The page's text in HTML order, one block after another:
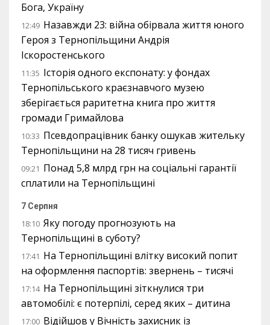
Бога, Україну
12:49 Назавжди 23: війна обірвала життя юного
Героя з Тернопільщини Андрія
Іскоростенського
11:35 Історія одного експонату: у фондах
Тернопільського краєзнавчого музею
зберігається раритетна книга про життя
громади Гримайлова
10:33 Псевдопрацівник банку ошукав жительку
Тернопільщини на 28 тисяч гривень
09:21 Понад 5,8 млрд грн на соціальні гарантії
сплатили на Тернопільщині
7 Серпня
18:10 Яку погоду прогнозують на
Тернопільщині в суботу?
17:41 На Тернопільщині влітку високий попит
на оформлення паспортів: звернень – тисячі
17:14 На Тернопільщині зіткнулися три
автомобілі: є потерпілі, серед яких – дитина
17:00 Відійшов у Вічність захисник із